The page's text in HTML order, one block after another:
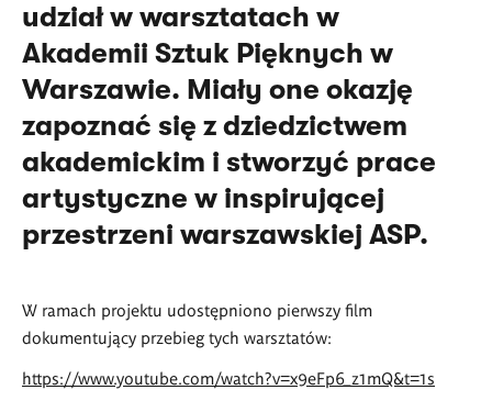
udział w warsztatach w
Akademii Sztuk Pięknych w
Warszawie. Miały one okazję
zapoznać się z dziedzictwem
akademickim i stworzyć prace
artystyczne w inspirującej
przestrzeni warszawskiej ASP.
W ramach projektu udostępniono pierwszy film
dokumentujący przebieg tych warsztatów:
https://www.youtube.com/watch?v=x9eFp6_z1mQ&t=1s